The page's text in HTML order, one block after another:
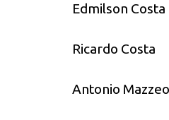
Edmilson Costa
Ricardo Costa
Antonio Mazzeo